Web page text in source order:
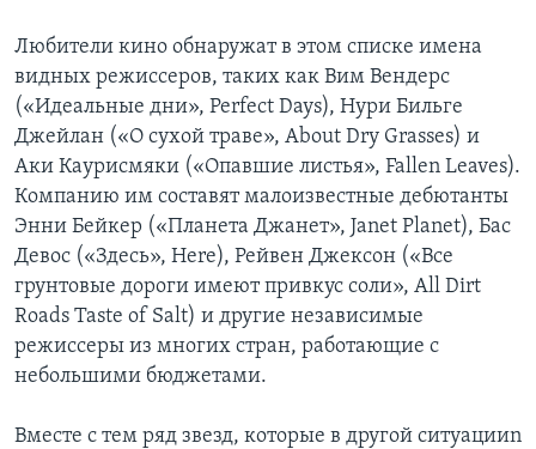
Любители кино обнаружат в этом списке имена
видных режиссеров, таких как Вим Вендерс
(«Идеальные дни», Perfect Days), Нури Бильге
Джейлан («О сухой траве», About Dry Grasses) и
Аки Каурисмяки («Опавшие листья», Fallen Leaves).
Компанию им составят малоизвестные дебютанты
Энни Бейкер («Планета Джанет», Janet Planet), Бас
Девос («Здесь», Here), Рейвен Джексон («Все
грунтовые дороги имеют привкус соли», All Dirt
Roads Taste of Salt) и другие независимые
режиссеры из многих стран, работающие с
небольшими бюджетами.
Вместе с тем ряд звезд, которые в другой ситуацииn